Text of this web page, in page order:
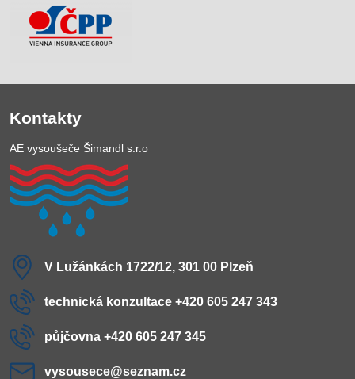
Kontakty
AE vysoušeče Šimandl s.r.o
V Lužánkách 1722/12, 301 00 Plzeň
technická konzultace +420 605 247 343
půjčovna +420 605 247 345
vysousece​@seznam​.cz